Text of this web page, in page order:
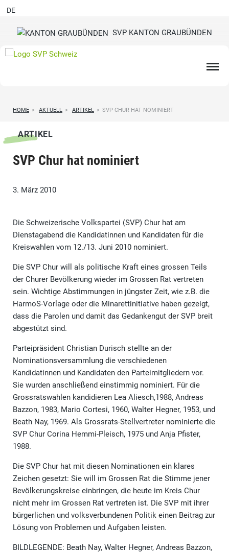
SVP KANTON GRAUBÜNDEN
DE
HOME > AKTUELL > ARTIKEL > SVP CHUR HAT NOMINIERT
ARTIKEL
SVP Chur hat nominiert
3. März 2010
Die Schweizerische Volkspartei (SVP) Chur hat am
Dienstagabend die Kandidatinnen und Kandidaten für die
Kreiswahlen vom 12./13. Juni 2010 nominiert.
Die SVP Chur will als politische Kraft eines grossen Teils
der Churer Bevölkerung wieder im Grossen Rat vertreten
sein. Wichtige Abstimmungen in jüngster Zeit, wie z.B. die
HarmoS-Vorlage oder die Minarettinitiative haben gezeigt,
dass die Parolen und damit das Gedankengut der SVP breit
abgestützt sind.
Parteipräsident Christian Durisch stellte an der
Nominationsversammlung die verschiedenen
Kandidatinnen und Kandidaten den Parteimitgliedern vor.
Sie wurden anschließend einstimmig nominiert. Für die
Grossratswahlen kandidieren Lea Aliesch,1988, Andreas
Bazzon, 1983, Mario Cortesi, 1960, Walter Hegner, 1953, und
Beath Nay, 1969. Als Grossrats-Stellvertreter nominierte die
SVP Chur Corina Hemmi-Pleisch, 1975 und Anja Pfister,
1988.
Die SVP Chur hat mit diesen Nominationen ein klares
Zeichen gesetzt: Sie will im Grossen Rat die Stimme jener
Bevölkerungskreise einbringen, die heute im Kreis Chur
nicht mehr im Grossen Rat vertreten ist. Die SVP mit ihrer
bürgerlichen und volksverbundenen Politik einen Beitrag zur
Lösung von Problemen und Aufgaben leisten.
BILDLEGENDE: Beath Nay, Walter Hegner, Andreas Bazzon,